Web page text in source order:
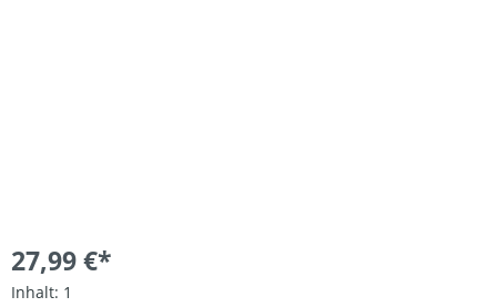
27,99 €*
Inhalt: 1